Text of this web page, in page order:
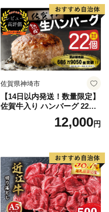
佐賀県神埼市
【14日以内発送！数量限定】
佐賀牛入り ハンバーグ 22個
2.6kg(120g×22個)【佐賀牛
黒毛和牛 ブランド牛 九州 ハ
気】(H083106)
12,000円